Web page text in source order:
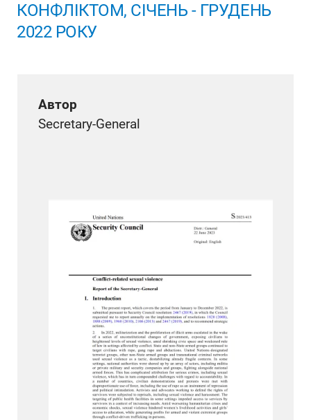
КОНФЛІКТОМ, СІЧЕНЬ - ГРУДЕНЬ
2022 РОКУ
Автор
Secretary-General